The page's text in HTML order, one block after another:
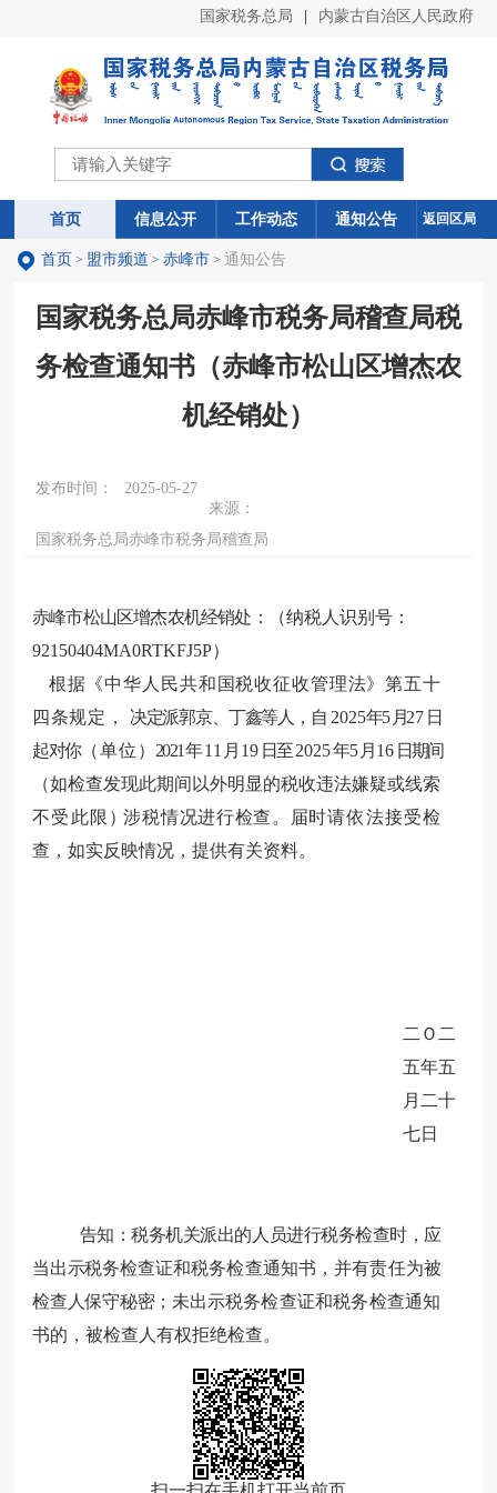
国家税务总局 内蒙古自治区人民政府
首页 信息公开 工作动态 通知公告
首页 信息公开 工作动态 通知公告 返回区局
首页 > 盟市频道 > 赤峰市> 通知公告
国家税务总局赤峰市税务局稽查局税
务检查通知书（赤峰市松山区增杰农
机经销处）
发布时间：
2025-05-27
来源：
国家税务总局赤峰市税务局稽查局
赤峰市松山区增杰农机经销处：
（纳税人识别号：
92150404MA0RTKFJ5P）
根据《中华人民共和国税收征收管理法》第五十
四条规定，
决定派郭京、丁鑫等人，自 2025年5 月27 日
起对你（单位 ） 2021年 11 月 19 日至2025年5 月 16 日期间
（如检查发现此期间以外明显的税收违法嫌疑或线索
不受此限 ）涉税情况进行检查。届时请依法接受检
查，如实反映情况，提供有关资料。
二Ｏ二
五年五
月二十
七日
告知：税务机关派出的人员进行税务检查时，应
当出示税务检查证和税务检查通知书，并有责任为被
检查人保守秘密；未出示税务检查证和税务检查通知
书的，被检查人有权拒绝检查。